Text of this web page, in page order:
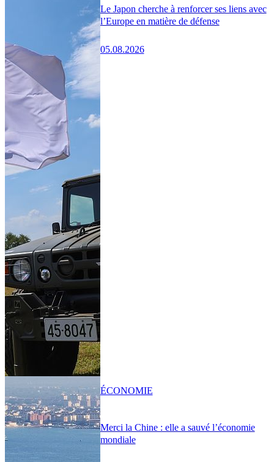
Le Japon cherche à renforcer ses liens avec
l’Europe en matière de défense
05.08.2026
Merci la Chine : elle a sauvé l’économie
mondiale
ÉCONOMIE